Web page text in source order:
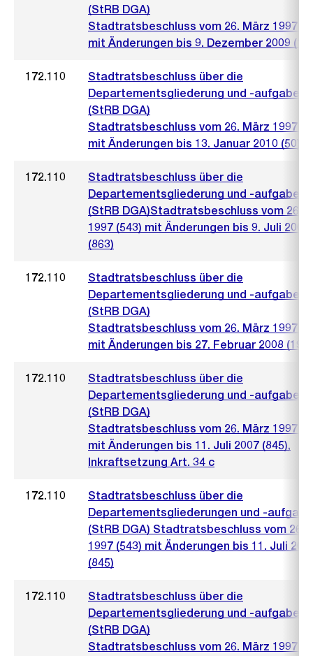
(StRB DGA)
Stadtratsbeschluss vom 26. März 1997
mit Änderungen bis 9. Dezember 2009
172.110
Stadtratsbeschluss über die
Departementsgliederung und -aufgaben
(StRB DGA)
Stadtratsbeschluss vom 26. März 1997
mit Änderungen bis 13. Januar 2010 (50)
172.110
Stadtratsbeschluss über die
Departementsgliederung und -aufgaben
(StRB DGA)Stadtratsbeschluss vom 26.
1997 (543) mit Änderungen bis 9. Juli 2008
(863)
172.110
Stadtratsbeschluss über die
Departementsgliederung und -aufgaben
(StRB DGA)
Stadtratsbeschluss vom 26. März 1997
mit Änderungen bis 27. Februar 2008 (197)
172.110
Stadtratsbeschluss über die
Departementsgliederung und -aufgaben
(StRB DGA)
Stadtratsbeschluss vom 26. März 1997
mit Änderungen bis 11. Juli 2007 (845),
Inkraftsetzung Art. 34 c
172.110
Stadtratsbeschluss über die
Departementsgliederungen und -
(StRB DGA) Stadtratsbeschluss vom 26.
1997 (543) mit Änderungen bis 11. Juli
(845)
172.110
Stadtratsbeschluss über die
Departementsgliederung und -aufgaben
(StRB DGA)
Stadtratsbeschluss vom 26. März 1997